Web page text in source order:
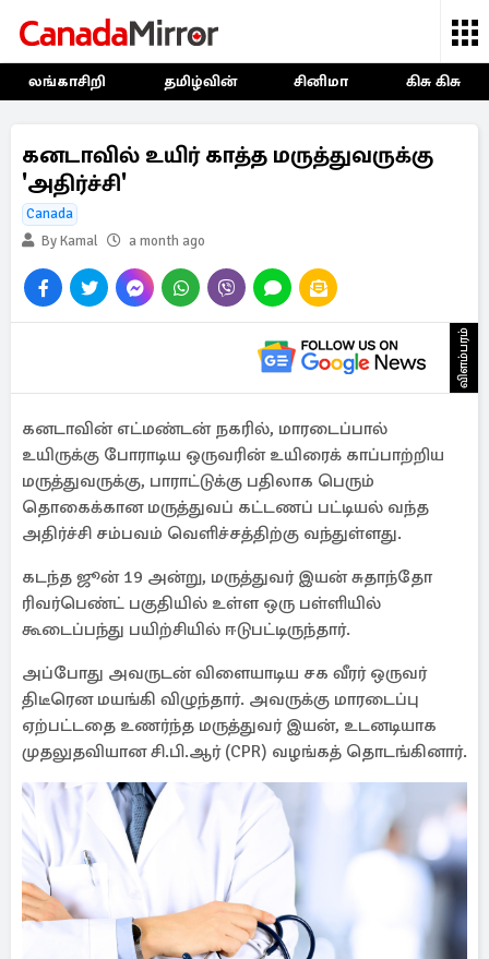
லங்காசிறி தமிழ்வின் சினிமா கிசு கிசு
கனடாவில் உயிர் காத்த மருத்துவருக்கு
'அதிர்ச்சி'
Canada
By Kamal
a month ago
விளம்பரம்
கனடாவின் எட்மண்டன் நகரில், மாரடைப்பால்
உயிருக்கு போராடிய ஒருவரின் உயிரைக் காப்பாற்றிய
மருத்துவருக்கு, பாராட்டுக்கு பதிலாக பெரும்
தொகைக்கான மருத்துவப் கட்டணப் பட்டியல் வந்த
அதிர்ச்சி சம்பவம் வெளிச்சத்திற்கு வந்துள்ளது.
கடந்த ஜூன் 19 அன்று, மருத்துவர் இயன் சுதாந்தோ
ரிவர்பெண்ட் பகுதியில் உள்ள ஒரு பள்ளியில்
கூடைப்பந்து பயிற்சியில் ஈடுபட்டிருந்தார்.
அப்போது அவருடன் விளையாடிய சக வீரர் ஒருவர்
திடீரென மயங்கி விழுந்தார். அவருக்கு மாரடைப்பு
ஏற்பட்டதை உணர்ந்த மருத்துவர் இயன், உடனடியாக
முதலுதவியான சி.பி.ஆர் (CPR) வழங்கத் தொடங்கினார்.